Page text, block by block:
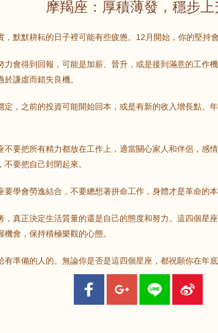
摩羯座：厚積薄發，穩步上
，默默耕耘的日子裡可能有些疲憊。12月開始，你的堅持會
力會得到回報，可能是加薪、晉升，或是接到滿意的工作
謙虛而錯失良機。
定，之前的投資可能開始回本，或是有新的收入增長點。
不要把所有精力都放在工作上，適當關心家人和伴侶，感
要把自己封閉起來。
要學會勞逸結合，不要總想著拼命工作，身體才是革命的本
，真正決定生活質量的還是自己的態度和努力。這四個星
機會，保持積極樂觀的心態。
有準備的人的。無論你是否是這四個星座，都祝願你在年底